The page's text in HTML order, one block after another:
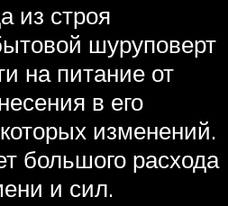
из строя
шуруповерт
на питание от
в его
изменений.
большого расхода
и сил.